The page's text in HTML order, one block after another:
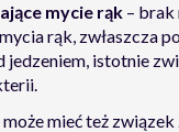
mycie rąk – brak
rąk, zwłaszcza
jedzeniem, istotnie
mieć też